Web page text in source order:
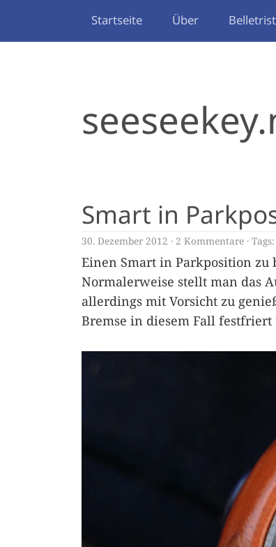
Startseite Über
Smart in
30. Dezember 2012 2 Kommentare Tags:
Einen Smart in Parkposition
Normalerweise stellt man das
allerdings mit Vorsicht zu
Bremse in diesem Fall